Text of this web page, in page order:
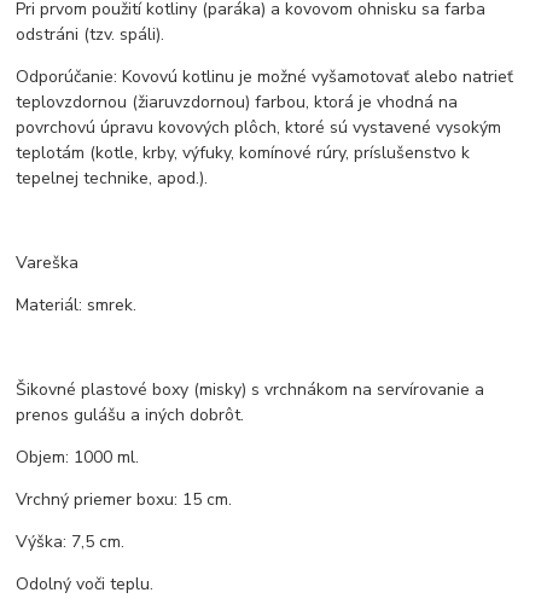
Pri prvom použití kotliny (paráka) a kovovom ohnisku sa farba
odstráni (tzv. spáli).
Odporúčanie: Kovovú kotlinu je možné vyšamotovať alebo natrieť
teplovzdornou (žiaruvzdornou) farbou, ktorá je vhodná na
povrchovú úpravu kovových plôch, ktoré sú vystavené vysokým
teplotám (kotle, krby, výfuky, komínové rúry, príslušenstvo k
tepelnej technike, apod.).
Vareška
Materiál: smrek.
Šikovné plastové boxy (misky) s vrchnákom na servírovanie a
prenos gulášu a iných dobrôt.
Objem: 1000 ml.
Vrchný priemer boxu: 15 cm.
Výška: 7,5 cm.
Odolný voči teplu.